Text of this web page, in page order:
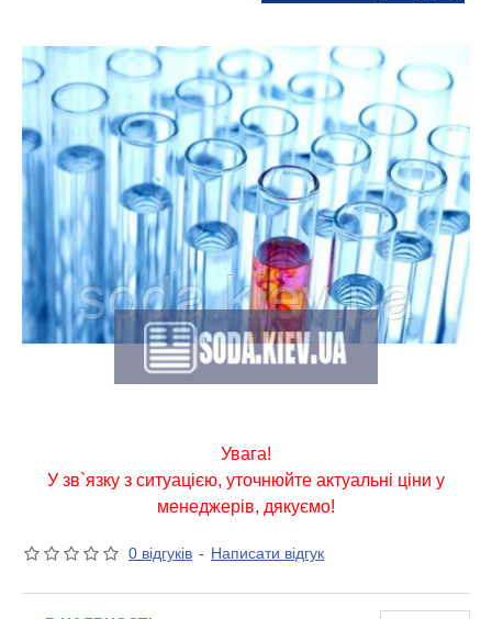
Увага!
У зв`язку з ситуацією, уточнюйте актуальні ціни у
менеджерів, дякуємо!
0 відгуків - Написати відгук